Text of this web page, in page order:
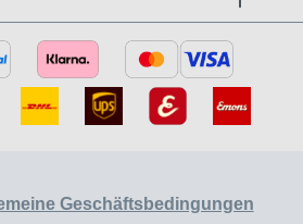
Geschäftsbedingungen